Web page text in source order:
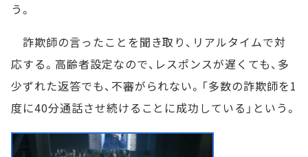
う。
詐欺師の言ったことを聞き取り、リアルタイムで対
応する。高齢者設定なので、レスポンスが遅くても、多
少ずれた返答でも、不審がられない。「多数の詐欺師を1
度に40分通話させ続けることに成功している」という。